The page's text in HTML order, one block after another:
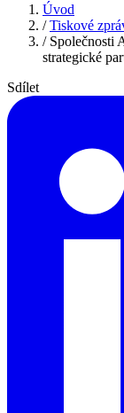
Úvod
/ Tiskové
/ Společnosti
strategické
Sdílet